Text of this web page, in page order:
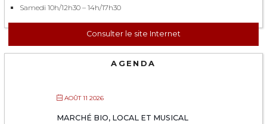
Samedi 10h/12h30 – 14h/17h30
Consulter le site Internet
AGENDA
AOÛT 11 2026
MARCHÉ BIO, LOCAL ET MUSICAL